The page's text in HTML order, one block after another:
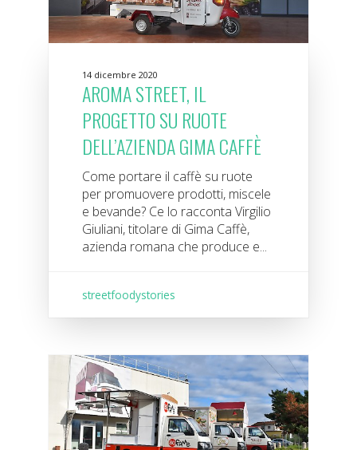
14 dicembre 2020
AROMA STREET, IL
PROGETTO SU RUOTE
DELL’AZIENDA GIMA CAFFÈ
Come portare il caffè su ruote
per promuovere prodotti, miscele
e bevande? Ce lo racconta Virgilio
Giuliani, titolare di Gima Caffè,
azienda romana che produce e...
streetfoodystories